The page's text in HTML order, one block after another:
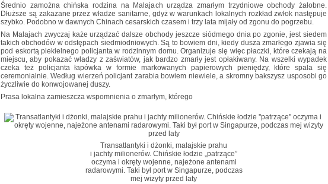
Średnio zamożna chińska rodzina na Malajach urządza zmarłym trzydniowe obchody żałobne.
Dłuższe są zakazane przez władze sanitarne, gdyż w warunkach lokalnych rozkład zwłok następuje
szybko. Podobno w dawnych Chinach cesarskich czasem i trzy lata mijały od zgonu do pogrzebu.
Na Malajach zwyczaj każe urządzać dalsze obchody jeszcze siódmego dnia po zgonie, jest siedem
takich obchodów w odstępach siedmiodniowych. Są to bowiem dni, kiedy dusza zmarłego zjawia się
pod eskortą piekielnego policjanta w rodzinnym domu. Organizuje się więc płaczki, które czekają na
miejscu, aby pokazać władzy z zaświatów, jak bardzo zmarły jest opłakiwany. Na wszelki wypadek
czeka też policjanta łapówka w formie markowanych papierowych pieniędzy, które spala się
ceremonialnie. Według wierzeń policjant zarabia bowiem niewiele, a skromny bakszysz usposobi go
życzliwie do konwojowanej duszy.
Prasa lokalna zamieszcza wspomnienia o zmarłym, którego
Transatlantyki i dżonki, malajskie prahu
i jachty milionerów. Chińskie łodzie „patrzące”
oczyma i okręty wojenne, najeżone antenami
radarowymi. Taki był port w Singapurze, podczas
mej wizyty przed laty